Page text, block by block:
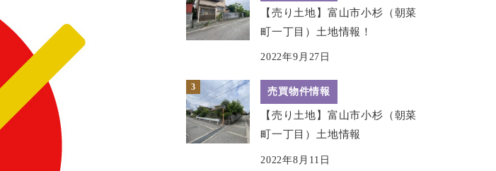
【売り土地】富山市小杉（朝菜
町一丁目）土地情報！
2022年9月27日
売買物件情報
【売り土地】富山市小杉（朝菜
町一丁目）土地情報
2022年8月11日